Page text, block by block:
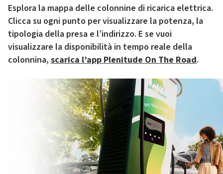
Esplora la mappa delle colonnine di ricarica elettrica.
Clicca su ogni punto per visualizzare la potenza, la
tipologia della presa e l’indirizzo. E se vuoi
visualizzare la disponibilità in tempo reale della
colonnina, scarica l’app Plenitude On The Road.